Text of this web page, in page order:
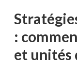
:
et unités